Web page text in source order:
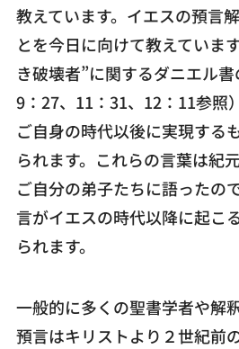
教えています。イエスの預言
とを今日に向けて教えていま
き破壊者”に関するダニエル
9：27、11：31、12：11参照
ご自身の時代以後に実現する
られます。これらの言葉は紀
ご自分の弟子たちに語ったの
言がイエスの時代以降に起こ
られます。
一般的に多くの聖書学者や解
預言はキリストより２世紀前